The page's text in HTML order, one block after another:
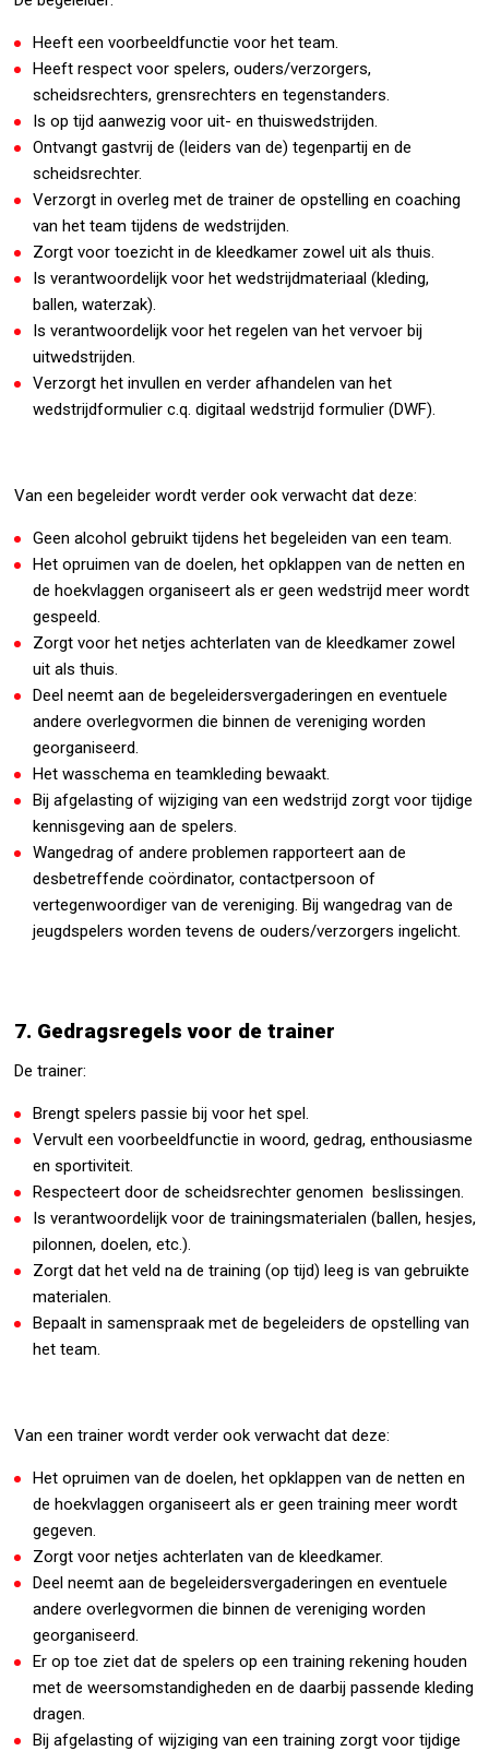
Heeft een voorbeeldfunctie voor het team.
Heeft respect voor spelers, ouders/verzorgers,
scheidsrechters, grensrechters en tegenstanders.
Is op tijd aanwezig voor uit- en thuiswedstrijden.
Ontvangt gastvrij de (leiders van de) tegenpartij en de
scheidsrechter.
Verzorgt in overleg met de trainer de opstelling en coaching
van het team tijdens de wedstrijden.
Zorgt voor toezicht in de kleedkamer zowel uit als thuis.
Is verantwoordelijk voor het wedstrijdmateriaal (kleding,
ballen, waterzak).
Is verantwoordelijk voor het regelen van het vervoer bij
uitwedstrijden.
Verzorgt het invullen en verder afhandelen van het
wedstrijdformulier c.q. digitaal wedstrijd formulier (DWF).
Van een begeleider wordt verder ook verwacht dat deze:
Geen alcohol gebruikt tijdens het begeleiden van een team.
Het opruimen van de doelen, het opklappen van de netten en
de hoekvlaggen organiseert als er geen wedstrijd meer wordt
gespeeld.
Zorgt voor het netjes achterlaten van de kleedkamer zowel
uit als thuis.
Deel neemt aan de begeleidersvergaderingen en eventuele
andere overlegvormen die binnen de vereniging worden
georganiseerd.
Het wasschema en teamkleding bewaakt.
Bij afgelasting of wijziging van een wedstrijd zorgt voor tijdige
kennisgeving aan de spelers.
Wangedrag of andere problemen rapporteert aan de
desbetreffende coördinator, contactpersoon of
vertegenwoordiger van de vereniging. Bij wangedrag van de
jeugdspelers worden tevens de ouders/verzorgers ingelicht.
7. Gedragsregels voor de trainer
De trainer:
Brengt spelers passie bij voor het spel.
Vervult een voorbeeldfunctie in woord, gedrag, enthousiasme
en sportiviteit.
Respecteert door de scheidsrechter genomen beslissingen.
Is verantwoordelijk voor de trainingsmaterialen (ballen, hesjes,
pilonnen, doelen, etc.).
Zorgt dat het veld na de training (op tijd) leeg is van gebruikte
materialen.
Bepaalt in samenspraak met de begeleiders de opstelling van
het team.
Van een trainer wordt verder ook verwacht dat deze:
Het opruimen van de doelen, het opklappen van de netten en
de hoekvlaggen organiseert als er geen training meer wordt
gegeven.
Zorgt voor netjes achterlaten van de kleedkamer.
Deel neemt aan de begeleidersvergaderingen en eventuele
andere overlegvormen die binnen de vereniging worden
georganiseerd.
Er op toe ziet dat de spelers op een training rekening houden
met de weersomstandigheden en de daarbij passende kleding
dragen.
Bij afgelasting of wijziging van een training zorgt voor tijdige